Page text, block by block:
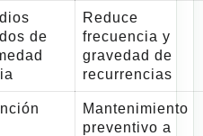
de
Reduce
frecuencia y
gravedad de
recurrencias
Mantenimiento
preventivo a